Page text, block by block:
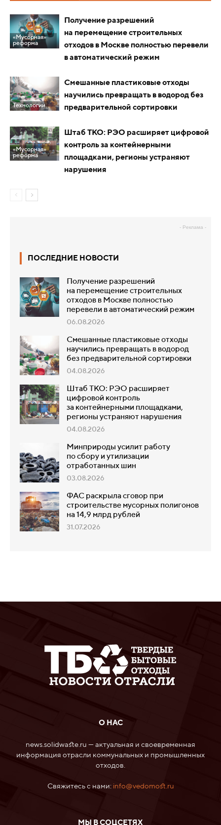
«Мусорная»
реформа
Получение разрешений
на перемещение строительных
отходов в Москве полностью перевели
в автоматический режим
Технологии
Смешанные пластиковые отходы
научились превращать в водород без
предварительной сортировки
«Мусорная»
реформа
Штаб ТКО: РЭО расширяет цифровой
контроль за контейнерными
площадками, регионы устраняют
нарушения
- Реклама -
ПОСЛЕДНИЕ НОВОСТИ
Получение разрешений
на перемещение строительных
отходов в Москве полностью
перевели в автоматический режим
06.08.2026
Смешанные пластиковые отходы
научились превращать в водород
без предварительной сортировки
04.08.2026
Штаб ТКО: РЭО расширяет
цифровой контроль
за контейнерными площадками,
регионы устраняют нарушения
04.08.2026
Минприроды усилит работу
по сбору и утилизации
отработанных шин
03.08.2026
ФАС раскрыла сговор при
строительстве мусорных полигонов
на 14,9 млрд рублей
31.07.2026
О НАС
news.solidwaste.ru — актуальная и своевременная
информация отрасли коммунальных и промышленных
отходов.
Свяжитесь с нами: info@vedomost.ru
МЫ В СОЦСЕТЯХ